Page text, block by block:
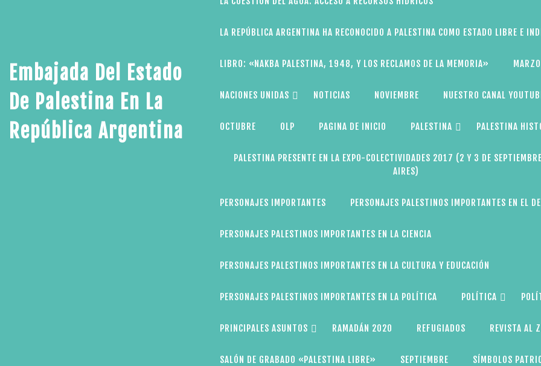
Embajada Del Estado
De Palestina En La
República Argentina
LA REPÚBLICA ARGENTINA HA RECONOCIDO A PALESTINA COMO ESTADO LIBRE E
LIBRO: «NAKBA PALESTINA, 1948, Y LOS RECLAMOS DE LA MEMORIA» MARZO
NACIONES UNIDAS NOTICIAS NOVIEMBRE NUESTRO CANAL
OCTUBRE OLP PAGINA DE INICIO PALESTINA PALESTINA
PALESTINA PRESENTE EN LA EXPO-COLECTIVIDADES 2017 (2 Y 3 DE
AIRES)
PERSONAJES IMPORTANTES PERSONAJES PALESTINOS IMPORTANTES EN EL
PERSONAJES PALESTINOS IMPORTANTES EN LA CIENCIA
PERSONAJES PALESTINOS IMPORTANTES EN LA CULTURA Y EDUCACIÓN
PERSONAJES PALESTINOS IMPORTANTES EN LA POLÍTICA POLÍTICA
PRINCIPALES ASUNTOS RAMADÁN 2020 REFUGIADOS REVISTA AL
SALÓN DE GRABADO «PALESTINA LIBRE» SEPTIEMBRE SÍMBOLOS